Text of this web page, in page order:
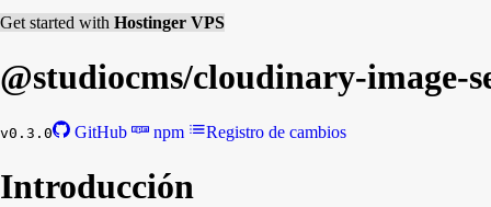
Get started with Hostinger VPS
@studiocms/cloudinary-image-
v0.3.0 GitHub npm Registro de cambios
Introducción